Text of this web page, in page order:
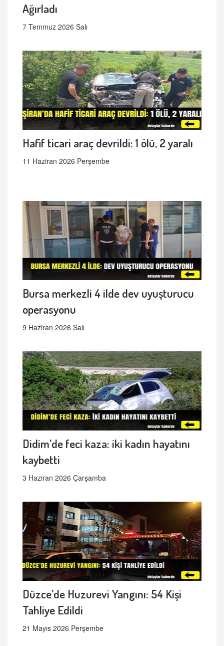
Ağırladı
7 Temmuz 2026 Salı
Hafif ticari araç devrildi: 1 ölü, 2 yaralı
11 Haziran 2026 Perşembe
Bursa merkezli 4 ilde dev uyuşturucu
operasyonu
9 Haziran 2026 Salı
Didim’de feci kaza: iki kadın hayatını
kaybetti
3 Haziran 2026 Çarşamba
Düzce’de Huzurevi Yangını: 54 Kişi
Tahliye Edildi
21 Mayıs 2026 Perşembe